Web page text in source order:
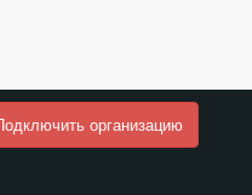
организацию